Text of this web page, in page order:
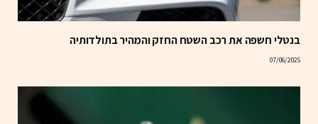
בנטלי חשפה את רכב השטח החזק והמהיר בתולדותיה
07/06/2025